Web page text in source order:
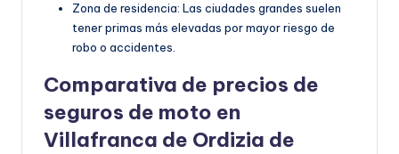
Zona de residencia: Las ciudades grandes suelen
tener primas más elevadas por mayor riesgo de
robo o accidentes.
Comparativa de precios de
seguros de moto en
Villafranca de Ordizia de